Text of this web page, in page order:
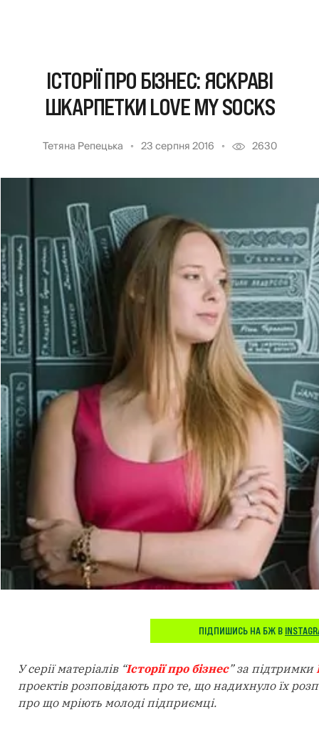
ІСТОРІЇ ПРО БІЗНЕС: ЯСКРАВІ
ШКАРПЕТКИ LOVE MY SOCKS
Тетяна Репецька 23 серпня 2016 2630
ПІДПИШИСЬ НА БЖ В
У серії матеріалів “Історії про бізнес” за підтримки
проектів розповідають про те, що надихнуло їх
про що мріють молоді підприємці.